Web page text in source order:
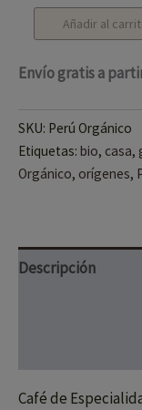
Añadir al
Envío gratis a
SKU: Perú Orgánico
Etiquetas: bio, casa,
Orgánico, orígenes,
Descripción
Café de